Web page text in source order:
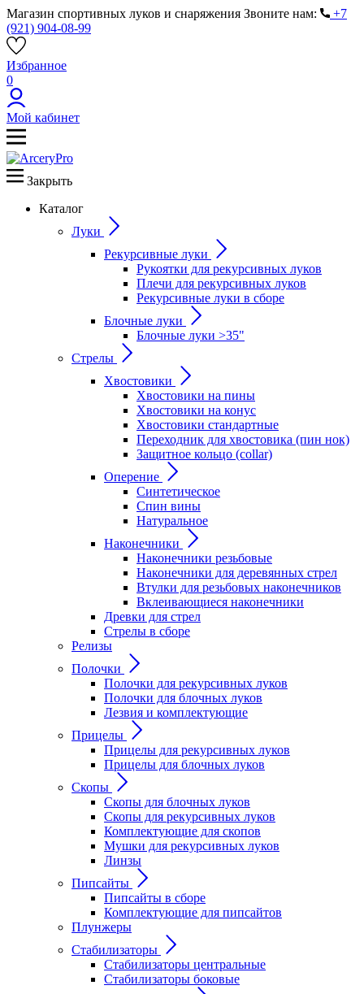
Магазин спортивных луков и снаряжения Звоните нам:
+7
(921) 904-08-99
Избранное
0
Мой кабинет
Закрыть
Каталог
Луки
Рекурсивные луки
Рукоятки для рекурсивных луков
Плечи для рекурсивных луков
Рекурсивные луки в сборе
Блочные луки
Блочные луки >35"
Стрелы
Хвостовики
Хвостовики на пины
Хвостовики на конус
Хвостовики стандартные
Переходник для хвостовика (пин нок)
Защитное кольцо (collar)
Оперение
Синтетическое
Спин вины
Натуральное
Наконечники
Наконечники резьбовые
Наконечники для деревянных стрел
Втулки для резьбовых наконечников
Вклеивающиеся наконечники
Древки для стрел
Стрелы в сборе
Релизы
Полочки
Полочки для рекурсивных луков
Полочки для блочных луков
Лезвия и комплектующие
Прицелы
Прицелы для рекурсивных луков
Прицелы для блочных луков
Скопы
Скопы для блочных луков
Скопы для рекурсивных луков
Комплектующие для скопов
Мушки для рекурсивных луков
Линзы
Пипсайты
Пипсайты в сборе
Комплектующие для пипсайтов
Плунжеры
Стабилизаторы
Стабилизаторы центральные
Стабилизаторы боковые